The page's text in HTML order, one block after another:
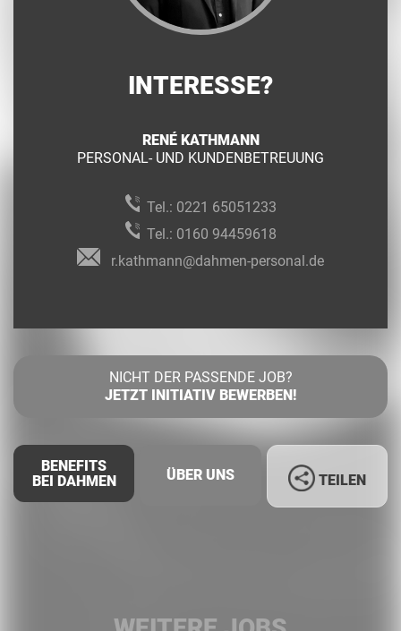
INTERESSE?
RENÉ KATHMANN
PERSONAL- UND KUNDENBETREUUNG
Tel.: 0221 65051233
Tel.: 0160 94459618
r.kathmann@dahmen-personal.de
NICHT DER PASSENDE JOB?
JETZT INITIATIV BEWERBEN!
BENEFITS
BEI DAHMEN
ÜBER UNS TEILEN